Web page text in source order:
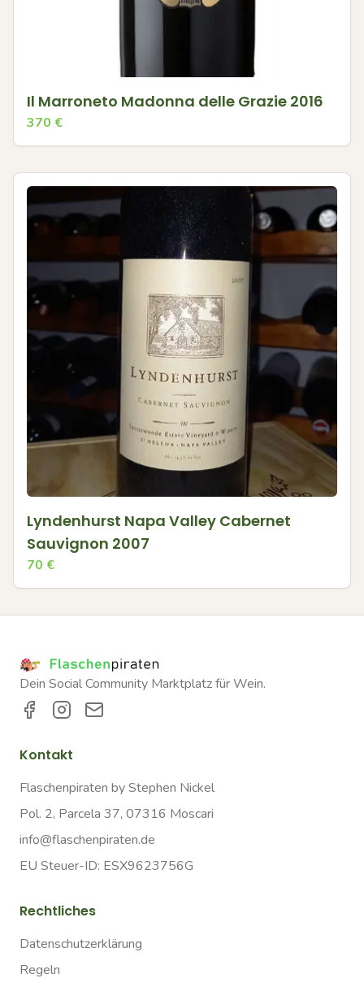
Il Marroneto Madonna delle Grazie 2016
370 €
Lyndenhurst Napa Valley Cabernet
Sauvignon 2007
70 €
Dein Social Community Marktplatz für Wein.
Kontakt
Flaschenpiraten by Stephen Nickel
Pol. 2, Parcela 37, 07316 Moscari
info@flaschenpiraten.de
EU Steuer-ID: ESX9623756G
Rechtliches
Datenschutzerklärung
Regeln